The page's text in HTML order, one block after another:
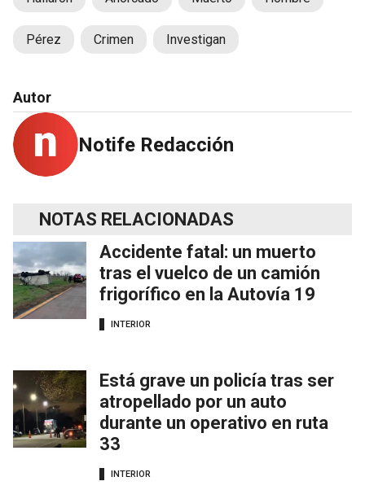
Pérez Crimen Investigan
Autor
Notife Redacción
NOTAS RELACIONADAS
Accidente fatal: un muerto
tras el vuelco de un camión
frigorífico en la Autovía 19
INTERIOR
Está grave un policía tras ser
atropellado por un auto
durante un operativo en ruta
33
INTERIOR